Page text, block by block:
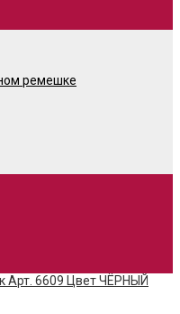
ремешке
Арт. 6609 Цвет ЧЁРНЫЙ